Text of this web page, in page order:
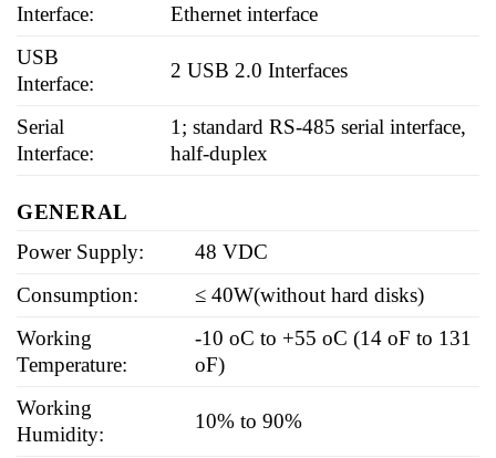
Interface:
Ethernet interface
USB
Interface:
2 USB 2.0 Interfaces
Serial
Interface:
1; standard RS-485 serial interface,
half-duplex
GENERAL
Power Supply:
48 VDC
Consumption:
≤ 40W(without hard disks)
Working
Temperature:
-10 oC to +55 oC (14 oF to 131
oF)
Working
Humidity:
10% to 90%